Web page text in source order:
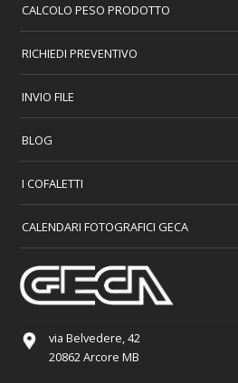
CALCOLO PESO PRODOTTO
RICHIEDI PREVENTIVO
INVIO FILE
BLOG
I COFALETTI
CALENDARI FOTOGRAFICI GECA
via Belvedere, 42
20862 Arcore MB